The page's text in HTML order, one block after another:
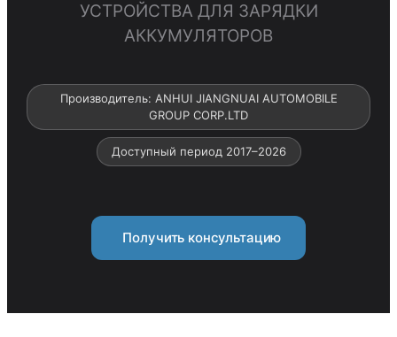
УСТРОЙСТВА ДЛЯ ЗАРЯДКИ
АККУМУЛЯТОРОВ
Производитель: ANHUI JIANGNUAI AUTOMOBILE
GROUP CORP.LTD
Доступный период 2017–2026
Получить консультацию